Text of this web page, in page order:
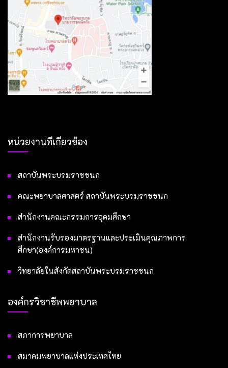
หน่วยงานที่เกี่ยวข้อง
สถาบันพระบรมราชชนก
คณะพยาบาลศาสตร์ สถาบันพระบรมราชชนก
สำนักงานคณะกรรมการอุดมศึกษา
สำนักงานรับรองมาตรฐานและประเมินคุณภาพการ
ศึกษา(องค์การมหาชน)
วิทยาลัยในสังกัดสถาบันพระบรมราชชนก
องค์กรวิชาชีพพยาบาล
สภาการพยาบาล
สมาคมพยาบาลแห่งประเทศไทย